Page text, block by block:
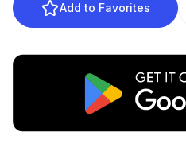
Add to Favorites